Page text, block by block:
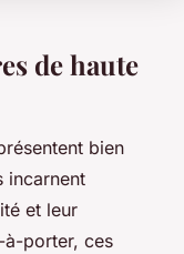
de haute
bien
incarnent
et leur
à-porter, ces